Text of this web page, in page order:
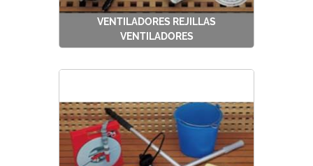
VENTILADORES REJILLAS
VENTILADORES